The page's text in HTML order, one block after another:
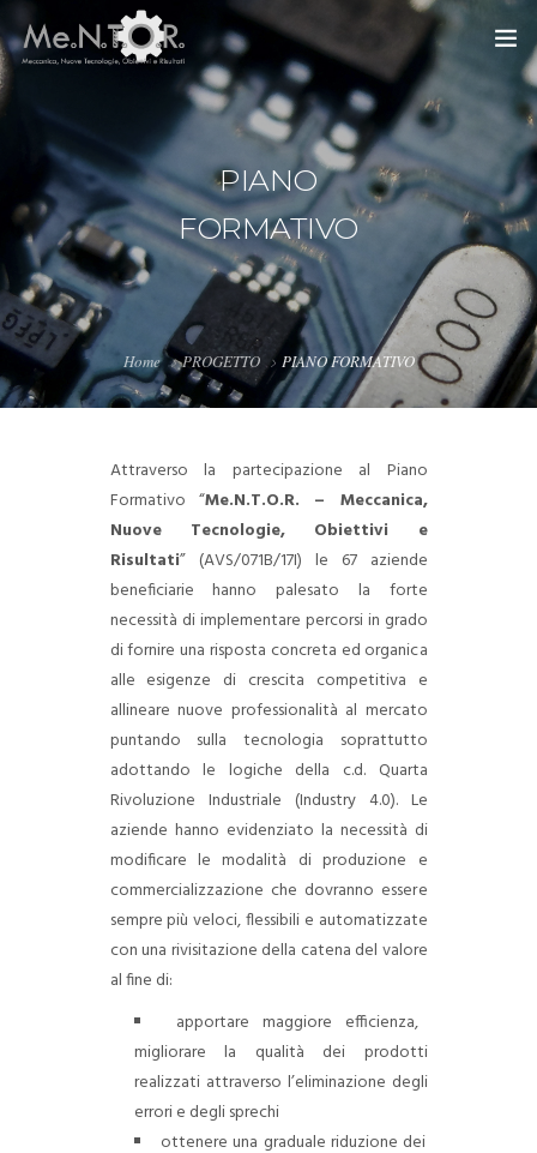
PROGETTO
AREA DIDATTICA
COMUNICAZIONE
CONTATTI
PRIVACY
PIANO
FORMATIVO
Home PROGETTO PIANO FORMATIVO
Attraverso la partecipazione al Piano
Formativo “Me.N.T.O.R. – Meccanica,
Nuove Tecnologie, Obiettivi e
Risultati” (AVS/071B/17I) le 67 aziende
beneficiarie hanno palesato la forte
necessità di implementare percorsi in grado
di fornire una risposta concreta ed organica
alle esigenze di crescita competitiva e
allineare nuove professionalità al mercato
puntando sulla tecnologia soprattutto
adottando le logiche della c.d. Quarta
Rivoluzione Industriale (Industry 4.0).Le
aziende hanno evidenziato la necessità di
modificare le modalità di produzione e
commercializzazione che dovranno essere
sempre più veloci, flessibili e automatizzate
con una rivisitazione della catena del valore
al fine di:
apportare maggiore efficienza,
migliorare la qualità dei prodotti
realizzati attraverso l’eliminazione degli
errori e degli sprechi
ottenere una graduale riduzione dei